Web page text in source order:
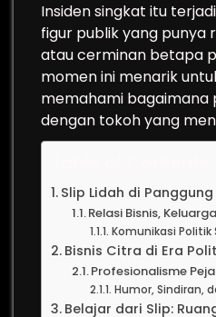
Insiden singkat itu
figur publik yang punya
atau cerminan betapa
momen ini menarik
memahami bagaimana
dengan tokoh yang
Slip Lidah di
Relasi Bisnis,
Komunikasi Politik
Bisnis Citra di Era
Profesionalisme
Humor, Sindiran,
Belajar dari Slip: